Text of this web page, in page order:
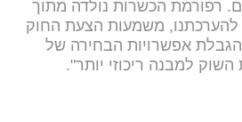
רפורמת הכשרות נולדה מתוך
להערכתנו, משמעות הצעת החוק
אפשרויות הבחירה של
למבנה ריכוזי יותר".